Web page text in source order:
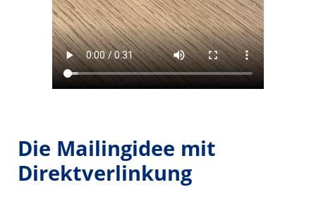
Die Mailingidee mit
Direktverlinkung